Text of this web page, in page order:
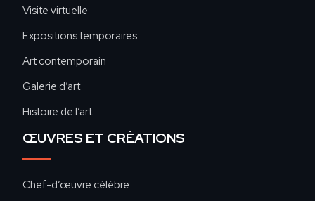
Visite virtuelle
Expositions temporaires
Art contemporain
Galerie d’art
Histoire de l’art
ŒUVRES ET CRÉATIONS
Chef-d’œuvre célèbre